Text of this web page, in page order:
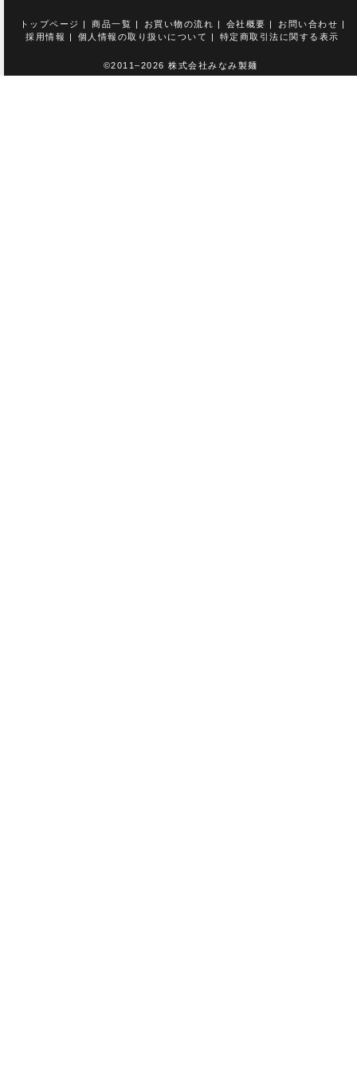
トップページ | 商品一覧 | お買い物の流れ | 会社概要 | お問い合わせ |
採用情報
| 個人情報の取り扱いについて | 特定商取引法に関する表示
©2011–2026 株式会社みなみ製麺